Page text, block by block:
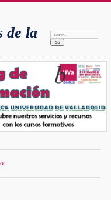
de la
Search: